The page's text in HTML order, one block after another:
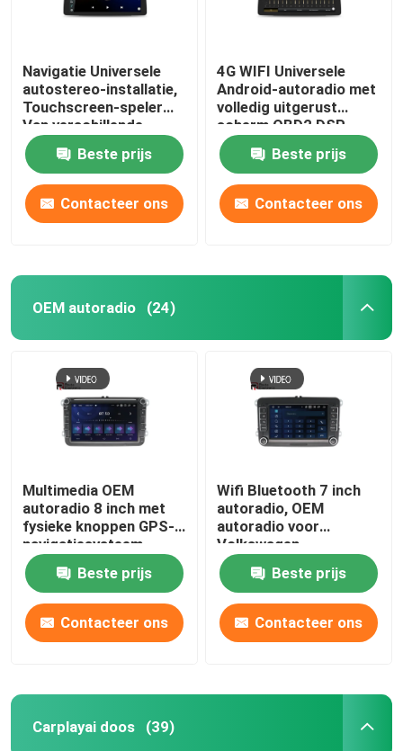
Navigatie Universele
autostereo-installatie,
Touchscreen-speler
Van verschillende
media 1920 × 720 IPS
Beste prijs
Contacteer ons
4G WIFI Universele
Android-autoradio met
volledig uitgerust
scherm OBD2 DSP
CarPlay
Beste prijs
Contacteer ons
OEM autoradio (24)
Multimedia OEM
autoradio 8 inch met
fysieke knoppen GPS-
navigatiesysteem
Beste prijs
Contacteer ons
Wifi Bluetooth 7 inch
autoradio, OEM
autoradio voor
Volkswagen
Beste prijs
Contacteer ons
Carplayai doos (39)